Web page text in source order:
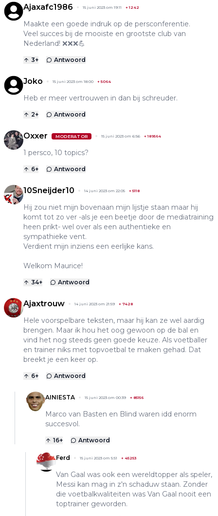
Ajaxafc1986 15 juni 2023 om 19:11 +1242
Maakte een goede indruk op de persconferentie.
Veel succes bij de mooiste en grootste club van
Nederland! ❌️❌️❌️💪
3+ Antwoord
Joko 15 juni 2023 om 18:00 +5064
Heb er meer vertrouwen in dan bij schreuder.
2+ Antwoord
Oxxer MODERATOR 15 juni 2023 om 6:56 +189564
1 persco, 10 topics?
6+ Antwoord
10Sneijder10 14 juni 2023 om 22:05 +5118
Hij zou niet mijn bovenaan mijn lijstje staan maar hij
komt tot zo ver -als je een beetje door de mediatraining
heen prikt- wel over als een authentieke en
sympathieke vent.
Verdient mijn inziens een eerlijke kans.
Welkom Maurice!
34+ Antwoord
Ajaxtrouw 14 juni 2023 om 21:59 + 7428
Hele voorspelbare teksten, maar hij kan ze wel aardig
brengen. Maar ik hou het oog gewoon op de bal en
vind het nog steeds geen goede keuze. Als voetballer
en trainer niks met topvoetbal te maken gehad. Dat
breekt je een keer op.
6+ Antwoord
AINIESTA 15 juni 2023 om 00:39 + 85156
Marco van Basten en Blind waren idd enorm
succesvol.
16+ Antwoord
Ferd 15 juni 2023 om 5:51 + 45253
Van Gaal was ook een wereldtopper als speler,
Messi kan mag in z'n schaduw staan. Zonder
die voetbalkwaliteiten was Van Gaal nooit een
toptrainer geworden.